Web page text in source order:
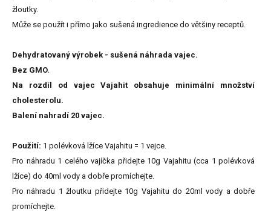
žloutky.
Může se použít i přímo jako sušená ingredience do většiny receptů.
Dehydratovaný výrobek - sušená náhrada vajec.
Bez GMO.
Na rozdíl od vajec Vajahit obsahuje minimální množství
cholesterolu.
Balení nahradí 20 vajec.
Použití: 1 polévková lžíce Vajahitu = 1 vejce.
Pro náhradu 1 celého vajíčka přidejte 10g Vajahitu (cca 1 polévková
lžíce) do 40ml vody a dobře promíchejte.
Pro náhradu 1 žloutku přidejte 10g Vajahitu do 20ml vody a dobře
promíchejte.